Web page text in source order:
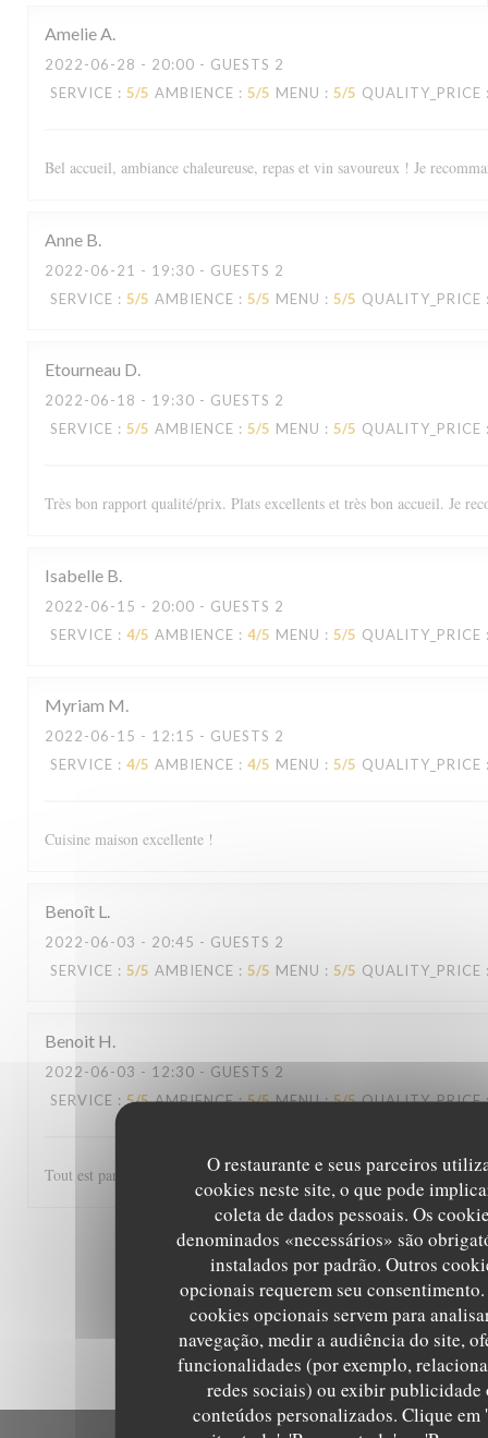
O restaurante e seus parceiros
cookies neste site, o que pode
coleta de dados pessoais. Os
denominados «necessários» são
instalados por padrão. Outros
opcionais requerem seu consentimento.
cookies opcionais servem para
navegação, medir a audiência do site,
funcionalidades (por exemplo,
redes sociais) ou exibir publicidade
conteúdos personalizados. Clique em
AmelieA
2022-06-28 - 20:00 - GUESTS 2
SERVICE : 5/5 AMBIENCE : 5/5 MENU : 5/5 QUALITY_PRICE
Bel accueil, ambiance chaleureuse, repas et vin savoureux ! Je
Anne B
2022-06-21 - 19:30 - GUESTS 2
SERVICE : 5/5 AMBIENCE : 5/5 MENU : 5/5 QUALITY_PRICE
Etourneau D
2022-06-18 - 19:30 - GUESTS 2
SERVICE : 5/5 AMBIENCE : 5/5 MENU : 5/5 QUALITY_PRICE
Très bon rapport qualité/prix. Plats excellents et très bon accueil. Je
Isabelle B
2022-06-15 - 20:00 - GUESTS 2
SERVICE : 4/5 AMBIENCE : 4/5 MENU : 5/5 QUALITY_PRICE
Myriam M
2022-06-15 - 12:15 - GUESTS 2
SERVICE : 4/5 AMBIENCE : 4/5 MENU : 5/5 QUALITY_PRICE
Cuisine maison excellente !
Benoît L
2022-06-03 - 20:45 - GUESTS 2
SERVICE : 5/5 AMBIENCE : 5/5 MENU : 5/5 QUALITY_PRICE
Benoit H
2022-06-03 - 12:30 - GUESTS 2
SERVICE : 5/5 AMBIENCE: 5/5 MENU: 5/5 QUALITY_PRICE
Tout est parfait, de l'accueil au service et les plats excellents! Un régal
1 2 3